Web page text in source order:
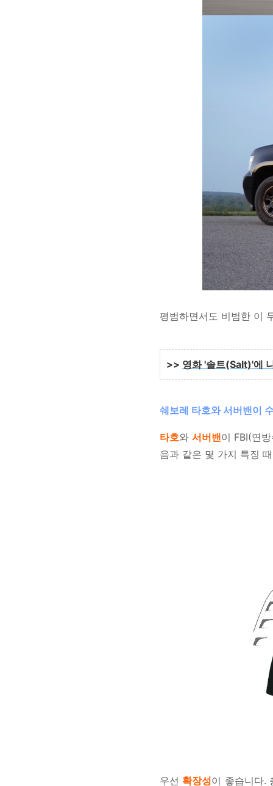
평범하면서도 비범한 이
>> 영화 '솔트(Salt)'에
쉐보레 타호와 서버밴이
타호와서버밴이 FBI(연
음과 같은 몇 가지 특징
우선 확장성이 좋습니다.